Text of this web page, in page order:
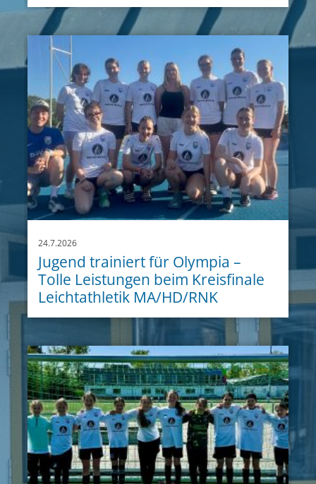
24.7.2026
Jugend trainiert für Olympia –
Tolle Leistungen beim Kreisfinale
Leichtathletik MA/HD/RNK